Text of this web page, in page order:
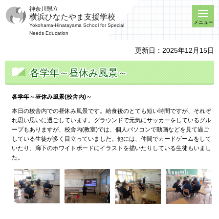
神奈川県立
横浜ひなたやま支援学校
Yokohama-Hinatayama School for Special
Needs Education
メニュー
更新日：2025年12月15日
各学年～昼休み風景～
各学年～昼休み風景(校舎内)～
本日の校舎内での昼休み風景です。給食後のとても短い時間ですが、それぞ
れ思い思いに過ごしています。グラウンドで元気にサッカーをしているグル
ープもありますが、校舎内(教室)では、個人パソコンで動画などを見て過ご
している生徒が多く目立っていました。他には、仲間でカードゲームをして
いたり、廊下のホワイトボードにイラストを描いたりしている生徒もいまし
た。